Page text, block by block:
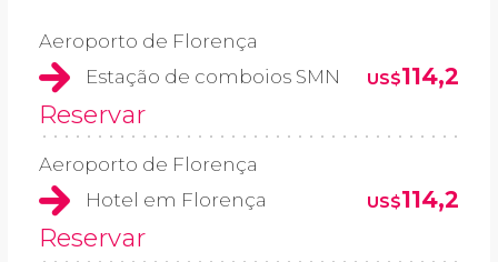
Aeroporto de Florença
Estação de comboios SMN
US$114,2
Reservar
Aeroporto de Florença
Hotel em Florença
US$114,2
Reservar